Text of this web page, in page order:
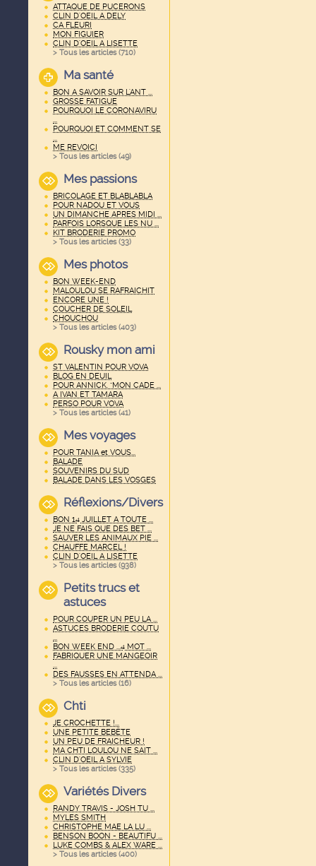
ATTAQUE DE PUCERONS
CLIN D'OEIL A DELY
CA FLEURI
MON FIGUIER
CLIN D'OEIL A LISETTE
> Tous les articles (710)
Ma santé
BON A SAVOIR SUR L'ANT ...
GROSSE FATIGUE
POURQUOI LE CORONAVIRU
...
POURQUOI ET COMMENT SE
...
ME REVOICI
> Tous les articles (49)
Mes passions
BRICOLAGE ET BLABLABLA
POUR NADOU ET VOUS
UN DIMANCHE APRES MIDI ...
PARFOIS LORSQUE LES NU ...
KIT BRODERIE PROMO
> Tous les articles (33)
Mes photos
BON WEEK-END
MALOULOU SE RAFRAICHIT
ENCORE UNE !
COUCHER DE SOLEIL
CHOUCHOU
> Tous les articles (403)
Rousky mon ami
ST VALENTIN POUR VOVA
BLOG EN DEUIL
POUR ANNICK. "MON CADE ...
A IVAN ET TAMARA
PERSO POUR VOVA
> Tous les articles (41)
Mes voyages
POUR TANIA et VOUS...
BALADE
SOUVENIRS DU SUD
BALADE DANS LES VOSGES
Réflexions/Divers
BON 14 JUILLET A TOUTE ...
JE NE FAIS QUE DES BET ...
SAUVER LES ANIMAUX PIE ...
CHAUFFE MARCEL !
CLIN D'OEIL A LISETTE
> Tous les articles (938)
Petits trucs et
astuces
POUR COUPER UN PEU LA ...
ASTUCES BRODERIE COUTU
...
BON WEEK END ...4 MOT ...
FABRIQUER UNE MANGEOIR
...
DES FAUSSES EN ATTENDA ...
> Tous les articles (16)
Chti
JE CROCHETTE !...
UNE PETITE BEBËTE
UN PEU DE FRAICHEUR !
MA CHTI LOULOU NE SAIT ...
CLIN D'OEIL A SYLVIE
> Tous les articles (335)
Variétés Divers
RANDY TRAVIS - JOSH TU ...
MYLES SMITH
CHRISTOPHE MAE LA LU ...
BENSON BOON - BEAUTIFU ...
LUKE COMBS & ALEX WARE ...
> Tous les articles (400)